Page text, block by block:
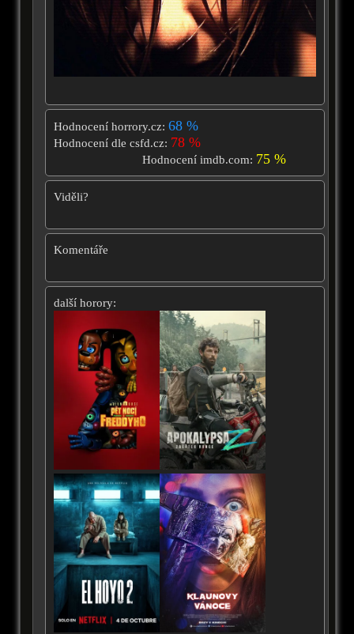
Hodnocení horrory.cz: 68 %
Hodnocení dle csfd.cz: 78 %
Hodnocení imdb.com: 75 %
Viděli?
Komentáře
další horory: